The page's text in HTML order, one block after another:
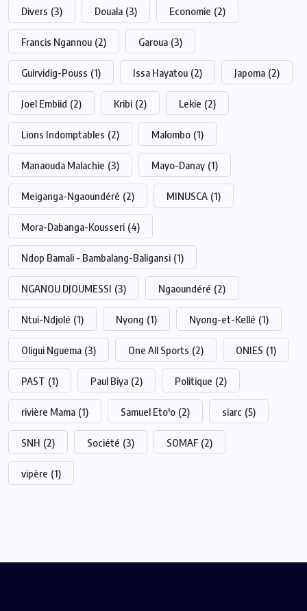
Divers (3) Douala (3) Economie (2)
Francis Ngannou (2) Garoua (3)
Guirvidig-Pouss (1) Issa Hayatou (2) Japoma (2)
Joel Embiid (2) Kribi (2) Lekie (2)
Lions Indomptables (2) Malombo (1)
Manaouda Malachie (3) Mayo-Danay (1)
Meiganga-Ngaoundéré (2) MINUSCA (1)
Mora-Dabanga-Kousseri (4)
Ndop Bamali - Bambalang-Baligansi (1)
NGANOU DJOUMESSI (3) Ngaoundéré (2)
Ntui-Ndjolé (1) Nyong (1) Nyong-et-Kellé (1)
Oligui Nguema (3) One All Sports (2) ONIES (1)
PAST (1) Paul Biya (2) Politique (2)
rivière Mama (1) Samuel Eto'o (2) siarc (5)
SNH (2) Société (3) SOMAF (2)
vipère (1)